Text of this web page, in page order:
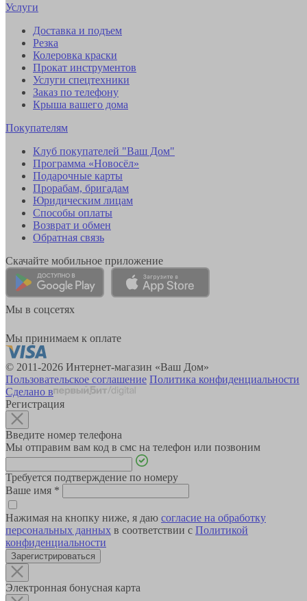
Услуги
Доставка и подъем
Резка
Колеровка краски
Прокат инструментов
Услуги спецтехники
Заказ по телефону
Крыша вашего дома
Покупателям
Клуб покупателей "Ваш Дом"
Программа «Новосёл»
Подарочные карты
Прорабам, бригадам
Юридическим лицам
Способы оплаты
Возврат и обмен
Обратная связь
Скачайте мобильное приложение
Мы в соцсетях
Мы принимаем к оплате
© 2011-2026 Интернет-магазин «Ваш Дом»
Пользовательское соглашение Политика конфиденциальности
Сделано в
Регистрация
Введите номер телефона
Мы отправим вам код в смс на телефон или позвоним
Требуется подтверждение по номеру
Ваше имя *
Нажимая на кнопку ниже, я даю согласие на обработку
персональных данных в соответствии с Политикой
конфиденциальности
Зарегистрироваться
Электронная бонусная карта